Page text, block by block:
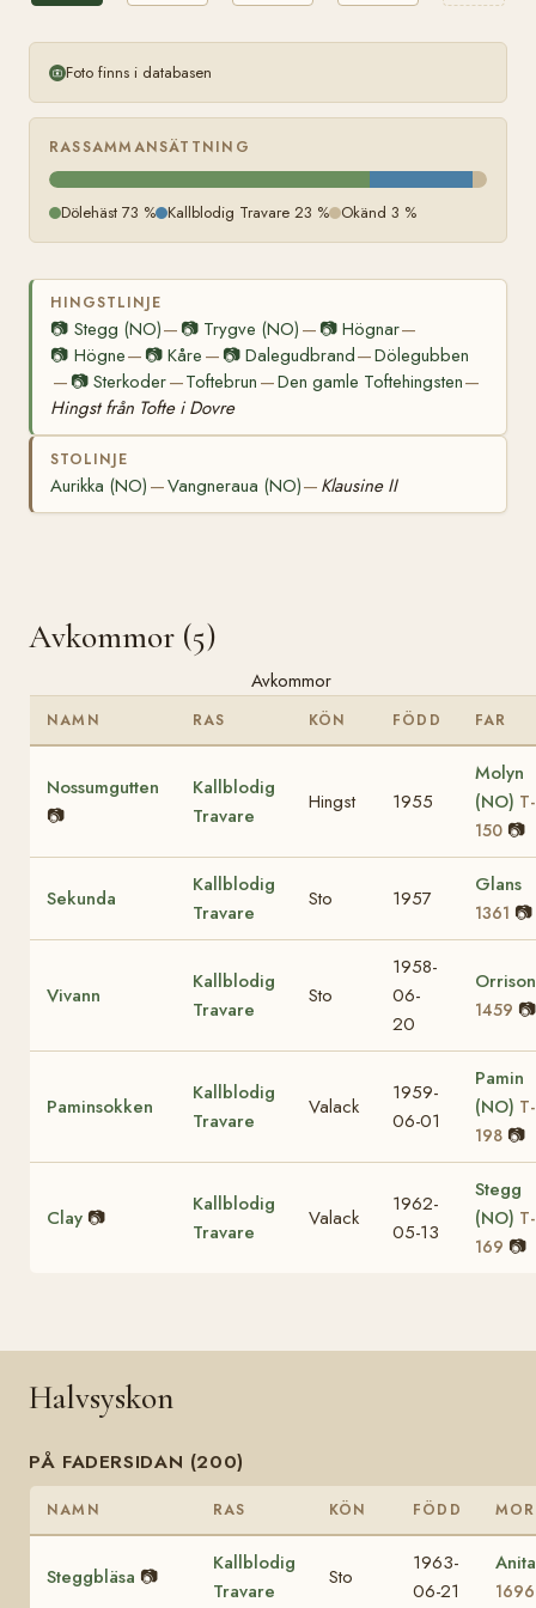
Foto finns i databasen
RASSAMMANSÄTTNING
Dölehäst 73 % Kallblodig Travare 23 % Okänd 3 %
HINGSTLINJE
📷 Stegg (NO)— 📷 Trygve (NO) — 📷 Högnar—
📷 Högne— 📷Kåre — 📷 Dalegudbrand—Dölegubben
— 📷Sterkoder—Toftebrun —Den gamle Toftehingsten—
Hingst från Tofte i Dovre
STOLINJE
Aurikka (NO) —Vangneraua (NO)— Klausine II
Avkommor (5)
Avkommor
NAMN RAS KÖN FÖDD FAR
Nossumgutten
📷
Kallblodig
Travare
Hingst 1955
Molyn
(NO) T-
150 📷
Sekunda
Kallblodig
Travare
Sto 1957
Glans
1361 📷
Vivann
Kallblodig
Travare
Sto
1958-
06-
20
Orrison
1459 📷
Paminsokken
Kallblodig
Travare
Valack
1959-
06-01
Pamin
(NO) T-
198 📷
Clay 📷
Kallblodig
Travare
Valack
1962-
05-13
Stegg
(NO) T-
169 📷
Halvsyskon
PÅ FADERSIDAN (200)
NAMN RAS KÖN FÖDD MOR
Steggbläsa 📷
Kallblodig
Travare
Sto
1963-
06-21
1696